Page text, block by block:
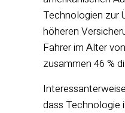
Technologien zur
höheren
Fahrer im Alter
zusammen 46 %
dass Technologie